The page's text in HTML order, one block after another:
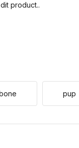
product..
pup